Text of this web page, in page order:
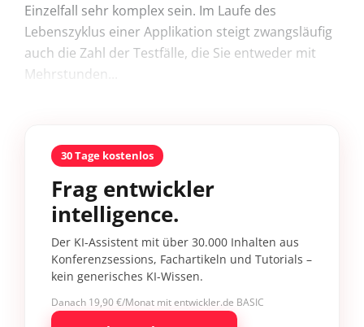
Einzelfall sehr komplex sein. Im Laufe des
Lebenszyklus einer Applikation steigt zwangsläufig
auch die Zahl der Testfälle, die Sie entweder mit
Mehrstunden...
30 Tage kostenlos
Frag entwickler
intelligence.
Der KI-Assistent mit über 30.000 Inhalten aus
Konferenzsessions, Fachartikeln und Tutorials –
kein generisches KI-Wissen.
Danach 19,90 €/Monat mit entwickler.de BASIC